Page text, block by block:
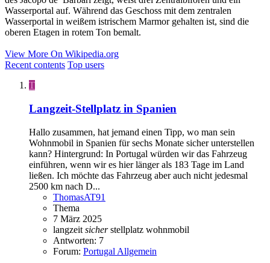
Wasserportal auf. Während das Geschoss mit dem zentralen
Wasserportal in weißem istrischem Marmor gehalten ist, sind die
oberen Etagen in rotem Ton bemalt.
View More On Wikipedia.org
Recent contents Top users
T
Langzeit-Stellplatz in Spanien
Hallo zusammen, hat jemand einen Tipp, wo man sein
Wohnmobil in Spanien für sechs Monate sicher unterstellen
kann? Hintergrund: In Portugal würden wir das Fahrzeug
einführen, wenn wir es hier länger als 183 Tage im Land
ließen. Ich möchte das Fahrzeug aber auch nicht jedesmal
2500 km nach D...
ThomasAT91
Thema
7 März 2025
langzeit sicher stellplatz wohnmobil
Antworten: 7
Forum: Portugal Allgemein